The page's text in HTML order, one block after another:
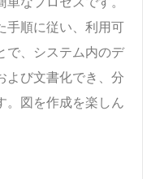
手順に従い、利用可
で、システム内のデ
よび文書化でき、分
。図を作成を楽しん